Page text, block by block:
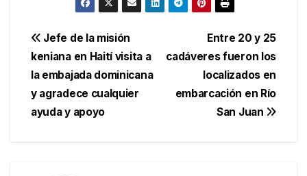
Navegación
de
entradas
Entre 20 y 25
cadáveres fueron los
localizados en
embarcación en Río
San Juan
Jefe de la misión
keniana en Haití visita a
la embajada dominicana
y agradece cualquier
ayuda y apoyo